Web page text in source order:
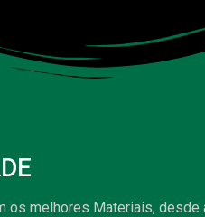
os melhores Materiais, desde